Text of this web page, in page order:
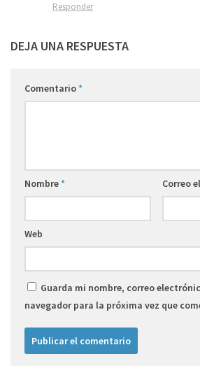
Responder
DEJA UNA RESPUESTA
Comentario*
Nombre* Correo
Web
Guarda mi nombre, correo
navegador para la próxima vez que